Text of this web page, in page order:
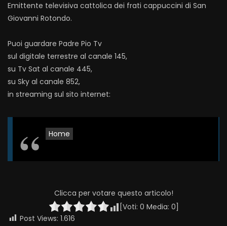
Emittente televisiva cattolica dei frati cappuccini di San
Giovanni Rotondo.
Puoi guardare Padre Pio Tv
sul digitale terrestre al canale 145,
su Tv Sat al canale 445,
su Sky al canale 852,
in streaming sul sito internet:
Home
Clicca per votare questo articolo!
[Voti: 0 Media: 0]
Post Views: 1.616